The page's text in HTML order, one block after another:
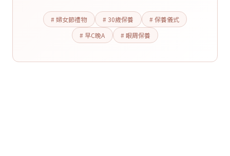
# 婦女節禮物 # 30歲保養
# 保養儀式
# 早C晚A
# 眼周保養